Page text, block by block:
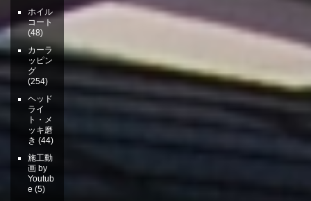
ホイル
コート
(48)
カーラ
ッピン
グ
(254)
ヘッド
ライ
ト・メ
ッキ磨
き (44)
施工動
画 by
Youtub
e (5)